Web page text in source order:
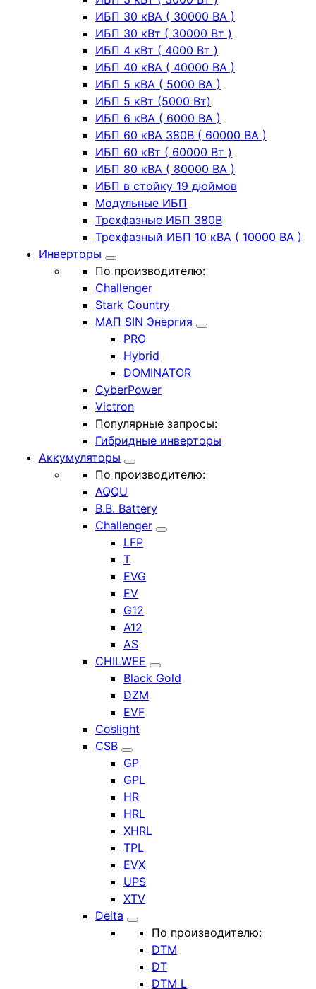
ИБП 30 кВА ( 30000 ВА )
ИБП 30 кВт ( 30000 Вт )
ИБП 4 кВт ( 4000 Вт )
ИБП 40 кВА ( 40000 ВА )
ИБП 5 кВА ( 5000 ВА )
ИБП 5 кВт (5000 Вт)
ИБП 6 кВА ( 6000 ВА )
ИБП 60 кВА 380В ( 60000 ВА )
ИБП 60 кВт ( 60000 Вт )
ИБП 80 кВА ( 80000 ВА )
ИБП в стойку 19 дюймов
Модульные ИБП
Трехфазные ИБП 380В
Трехфазный ИБП 10 кВА ( 10000 ВА )
Инверторы
По производителю:
Challenger
Stark Country
МАП SIN Энергия
PRO
Hybrid
DOMINATOR
CyberPower
Victron
Популярные запросы:
Гибридные инверторы
Аккумуляторы
По производителю:
AQQU
B.B. Battery
Challenger
LFP
T
EVG
EV
G12
A12
AS
CHILWEE
Black Gold
DZM
EVF
Coslight
CSB
GP
GPL
HR
HRL
XHRL
TPL
EVX
UPS
XTV
Delta
По производителю:
DTM
DT
DTM L